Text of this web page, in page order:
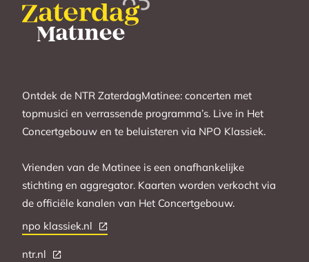
Ontdek de NTR ZaterdagMatinee: concerten met
topmusici en verrassende programma’s. Live in Het
Concertgebouw en te beluisteren via NPO Klassiek.
Vrienden van de Matinee is een onafhankelijke
stichting en aggregator. Kaarten worden verkocht via
de officiële kanalen van Het Concertgebouw.
npo klassiek.nl
ntr.nl